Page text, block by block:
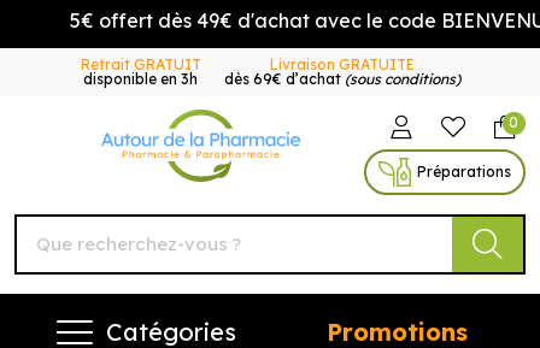
5€ offert dès 49€ d'achat avec le code BIENVENUE5
Retrait GRATUIT
disponible en 3h
Livraison GRATUITE
dès 69€ d’achat (sous conditions)
Autour de la Pharmacie
0
Préparations
Catégories Promotions